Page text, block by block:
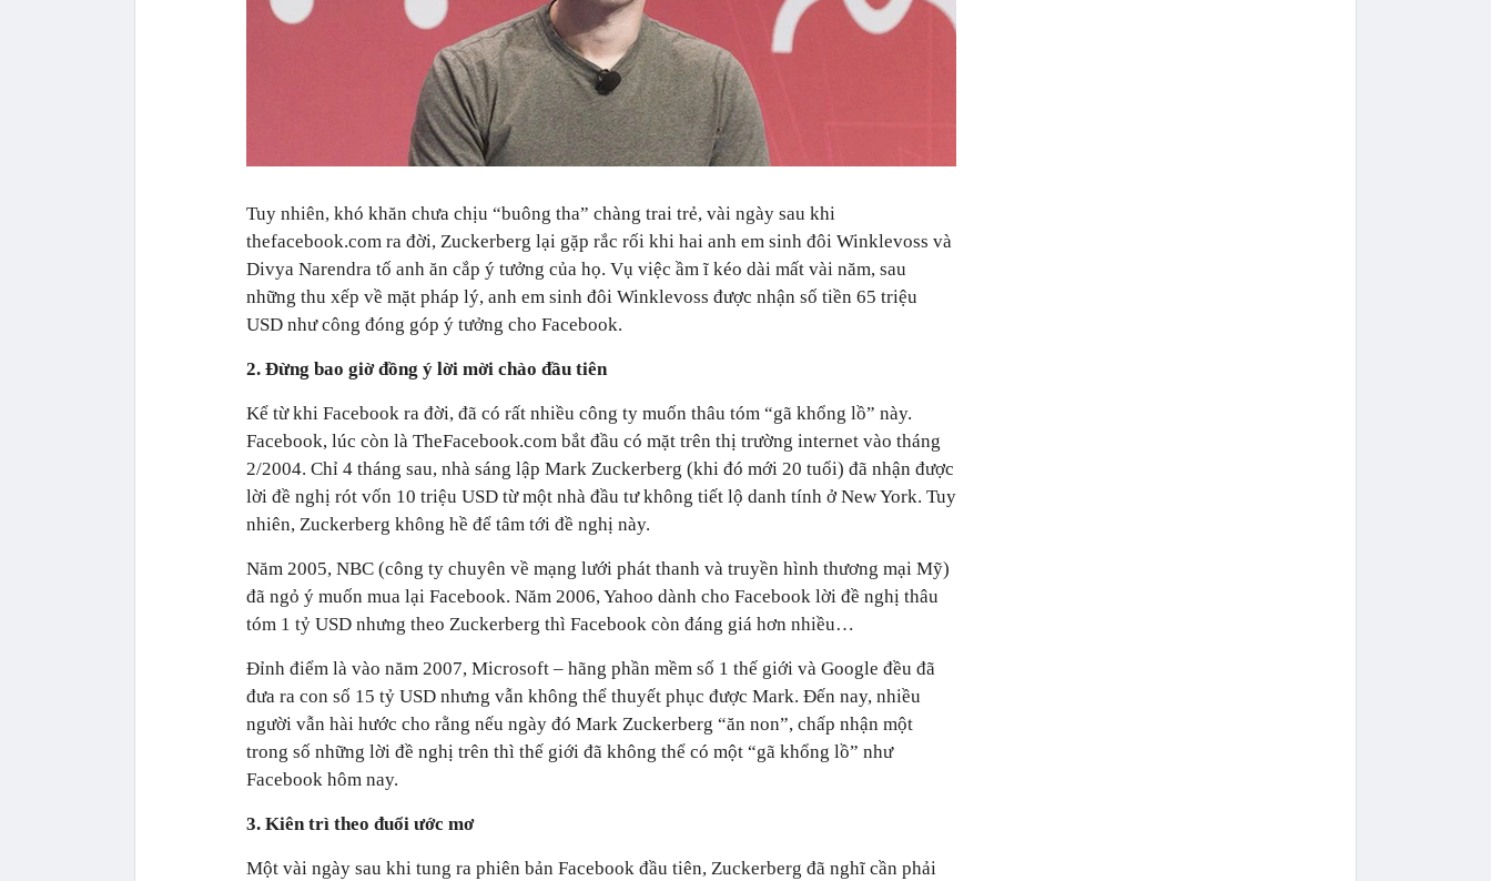
Tuy nhiên, khó khăn chưa chịu “buông tha” chàng trai trẻ, vài ngày sau khi
thefacebook.com ra đời, Zuckerberg lại gặp rắc rối khi hai anh em sinh đôi Winklevoss và
Divya Narendra tố anh ăn cắp ý tưởng của họ. Vụ việc ầm ĩ kéo dài mất vài năm, sau
những thu xếp về mặt pháp lý, anh em sinh đôi Winklevoss được nhận số tiền 65 triệu
USD như công đóng góp ý tưởng cho Facebook.
2. Đừng bao giờ đồng ý lời mời chào đầu tiên
Kể từ khi Facebook ra đời, đã có rất nhiều công ty muốn thâu tóm “gã khổng lồ” này.
Facebook, lúc còn là TheFacebook.com bắt đầu có mặt trên thị trường internet vào tháng
2/2004. Chỉ 4 tháng sau, nhà sáng lập Mark Zuckerberg (khi đó mới 20 tuổi) đã nhận được
lời đề nghị rót vốn 10 triệu USD từ một nhà đầu tư không tiết lộ danh tính ở New York. Tuy
nhiên, Zuckerberg không hề để tâm tới đề nghị này.
Năm 2005, NBC (công ty chuyên về mạng lưới phát thanh và truyền hình thương mại Mỹ)
đã ngỏ ý muốn mua lại Facebook. Năm 2006, Yahoo dành cho Facebook lời đề nghị thâu
tóm 1 tỷ USD nhưng theo Zuckerberg thì Facebook còn đáng giá hơn nhiều…
Đỉnh điểm là vào năm 2007, Microsoft – hãng phần mềm số 1 thế giới và Google đều đã
đưa ra con số 15 tỷ USD nhưng vẫn không thể thuyết phục được Mark. Đến nay, nhiều
người vẫn hài hước cho rằng nếu ngày đó Mark Zuckerberg “ăn non”, chấp nhận một
trong số những lời đề nghị trên thì thế giới đã không thể có một “gã khổng lồ” như
Facebook hôm nay.
3. Kiên trì theo đuổi ước mơ
Một vài ngày sau khi tung ra phiên bản Facebook đầu tiên, Zuckerberg đã nghĩ cần phải